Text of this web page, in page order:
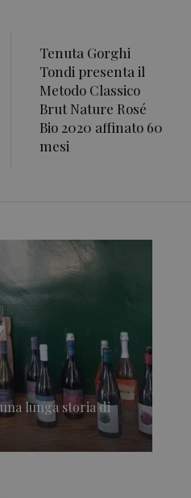
Tenuta Gorghi
Tondi presenta il
Metodo Classico
Brut Nature Rosé
Bio 2020 affinato 60
mesi
lunga storia di